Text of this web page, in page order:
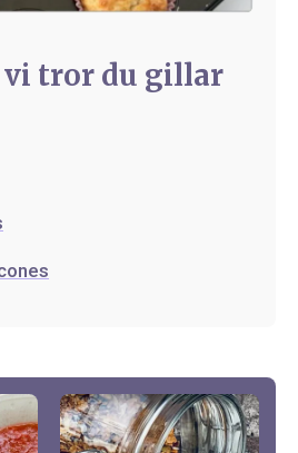
vi tror du gillar